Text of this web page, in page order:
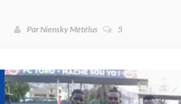
Par Niensky Métélus 5